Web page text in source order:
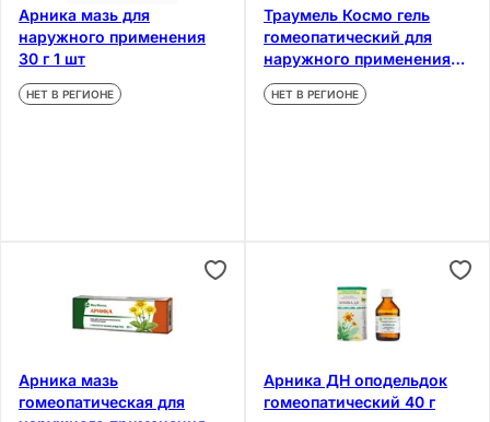
Арника мазь для
наружного применения
30 г 1 шт
НЕТ В РЕГИОНЕ
Траумель Космо гель
гомеопатический для
наружного применения
50 г
НЕТ В РЕГИОНЕ
Арника мазь
гомеопатическая для
Арника ДН оподельдок
гомеопатический 40 г